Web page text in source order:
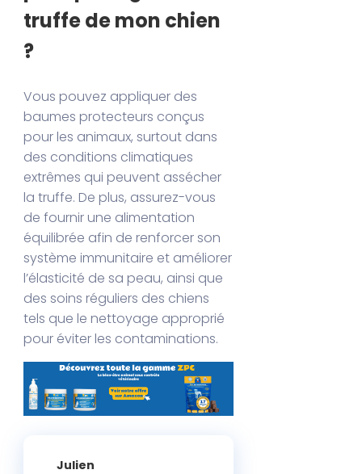
truffe de mon chien
?
Vous pouvez appliquer des
baumes protecteurs conçus
pour les animaux, surtout dans
des conditions climatiques
extrêmes qui peuvent assécher
la truffe. De plus, assurez-vous
de fournir une alimentation
équilibrée afin de renforcer son
système immunitaire et améliorer
l’élasticité de sa peau, ainsi que
des soins réguliers des chiens
tels que le nettoyage approprié
pour éviter les contaminations.
Julien